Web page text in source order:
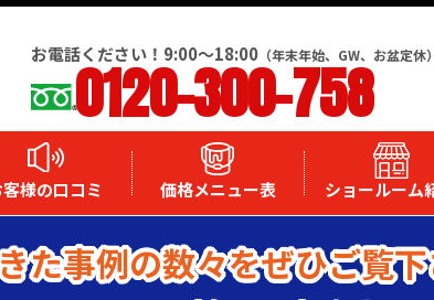
お電話ください！9:00～18:00 （年末年始、GW、お盆定休）
0120-300-758
客様の口コミ 価格メニュー表 ショールーム
た事例の数々をぜひご覧下